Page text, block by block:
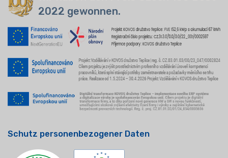
2022 gewonnen.
Schutz personenbezogener Daten